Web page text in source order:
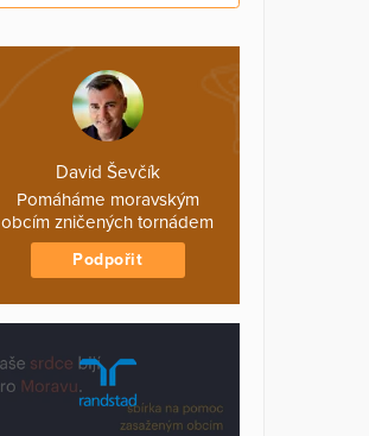
David Ševčík
Pomáháme moravským
obcím zničených tornádem
Podpořit